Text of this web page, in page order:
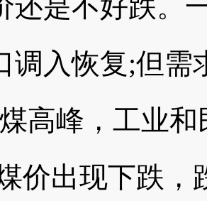
还是不好跌。
调入恢复;但需
高峰，工业
价出现下跌，